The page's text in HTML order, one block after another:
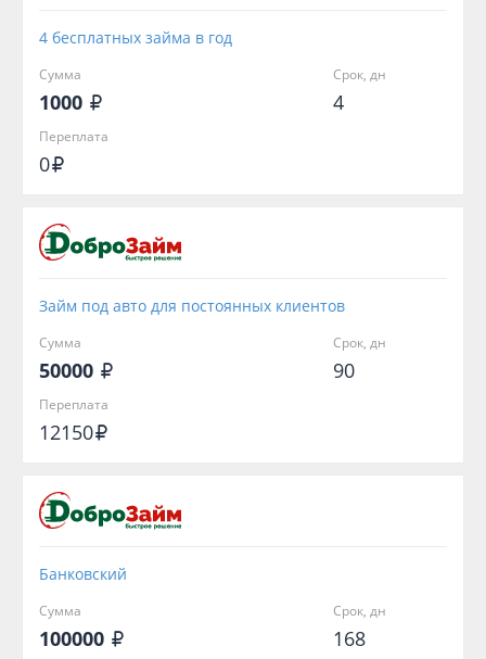
4 бесплатных займа в год
Сумма
1000
Срок, дн
4
Переплата
0
Займ под авто для постоянных клиентов
Сумма
50000
Срок, дн
90
Переплата
12150
Банковский
Сумма
100000
Срок, дн
168